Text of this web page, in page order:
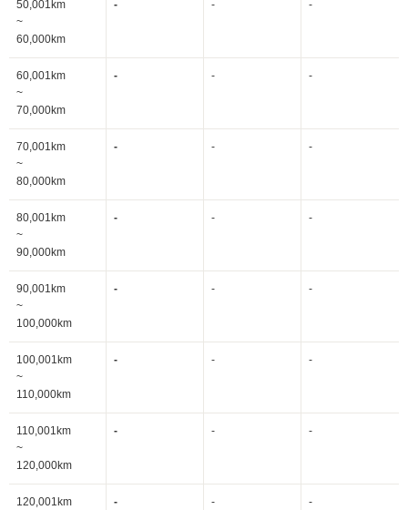
50,001km
~
60,000km
- - -
60,001km
~
70,000km
- - -
70,001km
~
80,000km
- - -
80,001km
~
90,000km
- - -
90,001km
~
100,000km
- - -
100,001km
~
110,000km
- - -
110,001km
~
120,000km
- - -
120,001km - - -